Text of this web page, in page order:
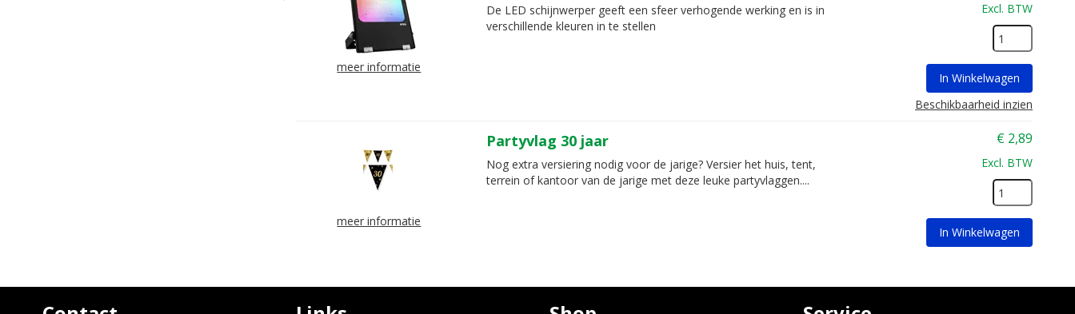
meer informatie
Excl. BTW
In Winkelwagen
Beschikbaarheid inzien
De LED schijnwerper geeft een sfeer verhogende werking en is in
verschillende kleuren in te stellen
meer informatie
€ 2,89
Excl. BTW
In Winkelwagen
Partyvlag 30 jaar
Nog extra versiering nodig voor de jarige? Versier het huis, tent,
terrein of kantoor van de jarige met deze leuke partyvlaggen....